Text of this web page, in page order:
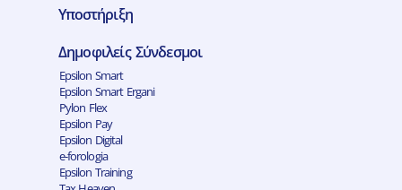
Υποστήριξη
Δημοφιλείς Σύνδεσμοι
Epsilon Smart
Epsilon Smart Ergani
Pylon Flex
Epsilon Pay
Epsilon Digital
e-forologia
Epsilon Training